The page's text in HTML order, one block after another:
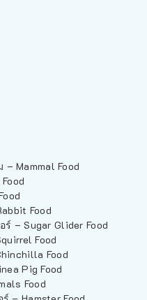
Mammal Food
Food
ร์ – Sugar Glider Food
Food
Food
Pig Food
Food